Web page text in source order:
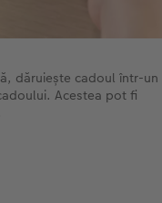
dăruiește cadoul într-un
Acestea pot fi